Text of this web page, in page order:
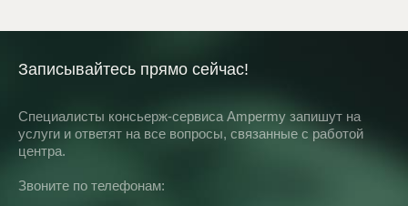
Записывайтесь прямо сейчас!
Специалисты консьерж-сервиса Ampermy запишут на
услуги и ответят на все вопросы, связанные с работой
центра.
Звоните по телефонам: